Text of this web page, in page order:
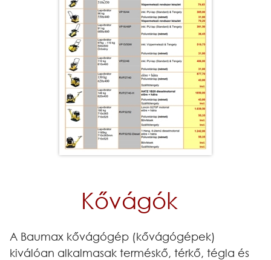
Kővágók
A Baumax kővágógép (kővágógépek)
kiválóan alkalmasak terméskő, térkő, tégla és